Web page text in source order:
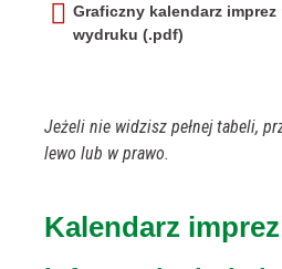
Graficzny kalendarz imprez
wydruku (.pdf)
Jeżeli nie widzisz pełnej tabeli,
lewo lub w prawo.
Kalendarz